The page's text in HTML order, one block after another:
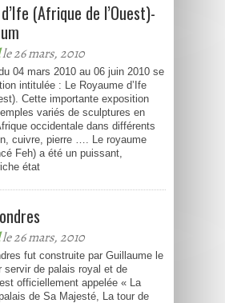
(Afrique de l’Ouest)-
le 26 mars, 2010
04 mars 2010 au 06 juin 2010 se
intitulée : Le Royaume d’Ife
Cette importante exposition
variés de sculptures en
occidentale dans différents
cuivre, pierre …. Le royaume
Feh) a été un puissant,
état
le 26 mars, 2010
fut construite par Guillaume le
servir de palais royal et de
officiellement appelée « La
de Sa Majesté, La tour de